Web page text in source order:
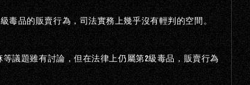
級毒品的販賣行為，司法實務上幾乎沒有輕判的空間。
議題雖有討論，但在法律上仍屬第2級毒品，販賣行為